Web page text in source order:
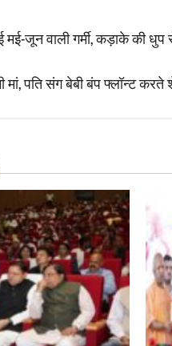
मई-जून वाली गर्मी, कड़ाके की
मां, पति संग बेबी बंप फ्लॉन्ट करते